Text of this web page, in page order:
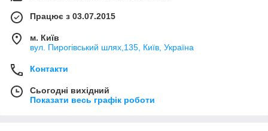
Працює з 03.07.2015
м. Київ
вул. Пирогівський шлях,135, Київ, Україна
Контакти
Сьогодні вихідний
Показати весь графік роботи